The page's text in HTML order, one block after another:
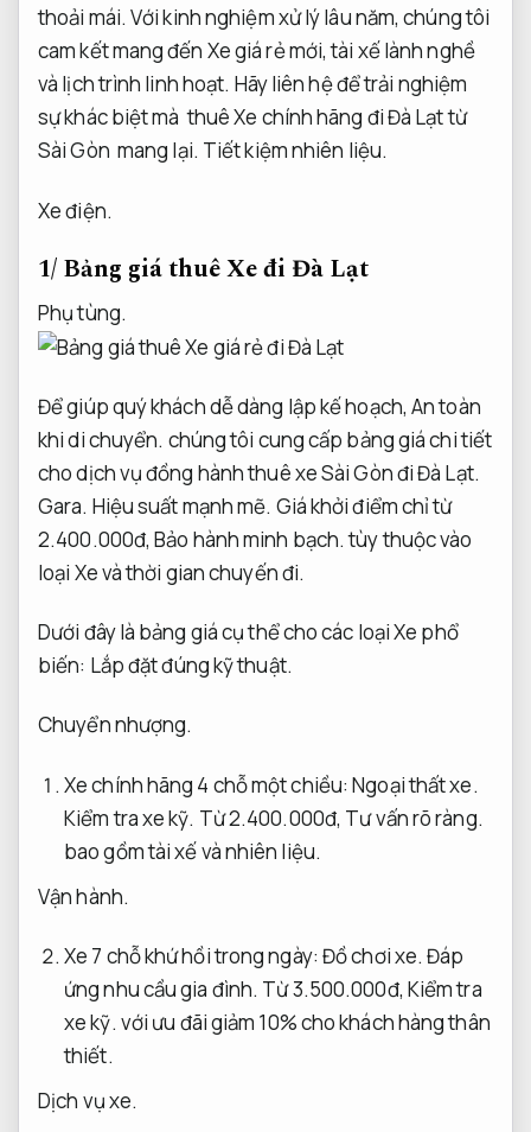
thoải mái. Với kinh nghiệm xử lý lâu năm, chúng tôi
cam kết mang đến Xe giá rẻ mới, tài xế lành nghề
và lịch trình linh hoạt. Hãy liên hệ để trải nghiệm
sự khác biệt mà thuê Xe chính hãng đi Đà Lạt từ
Sài Gòn mang lại. Tiết kiệm nhiên liệu.
Xe điện.
1/ Bảng giá thuê Xe đi Đà Lạt
Phụ tùng.
Để giúp quý khách dễ dàng lập kế hoạch, An toàn
khi di chuyển. chúng tôi cung cấp bảng giá chi tiết
cho dịch vụ đồng hành thuê xe Sài Gòn đi Đà Lạt.
Gara. Hiệu suất mạnh mẽ. Giá khởi điểm chỉ từ
2.400.000đ,Bảo hành minh bạch.tùy thuộc vào
loại Xe và thời gian chuyến đi.
Dưới đây là bảng giá cụ thể cho các loại Xe phổ
biến: Lắp đặt đúng kỹ thuật.
Chuyển nhượng.
Xe chính hãng 4 chỗ một chiều:Ngoại thất xe.
Kiểm tra xe kỹ. Từ 2.400.000đ, Tư vấn rõ ràng.
bao gồm tài xế và nhiên liệu.
Vận hành.
Xe 7 chỗ khứ hồi trong ngày: Đồ chơi xe. Đáp
ứng nhu cầu gia đình. Từ 3.500.000đ, Kiểm tra
xe kỹ. với ưu đãi giảm 10% cho khách hàng thân
thiết.
Dịch vụ xe.